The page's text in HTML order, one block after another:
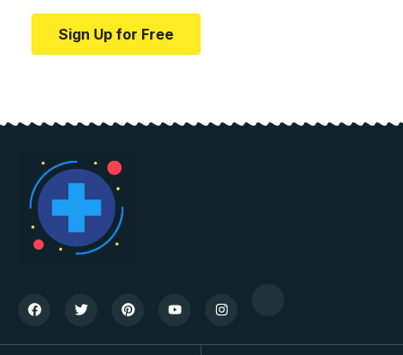
Sign Up for Free